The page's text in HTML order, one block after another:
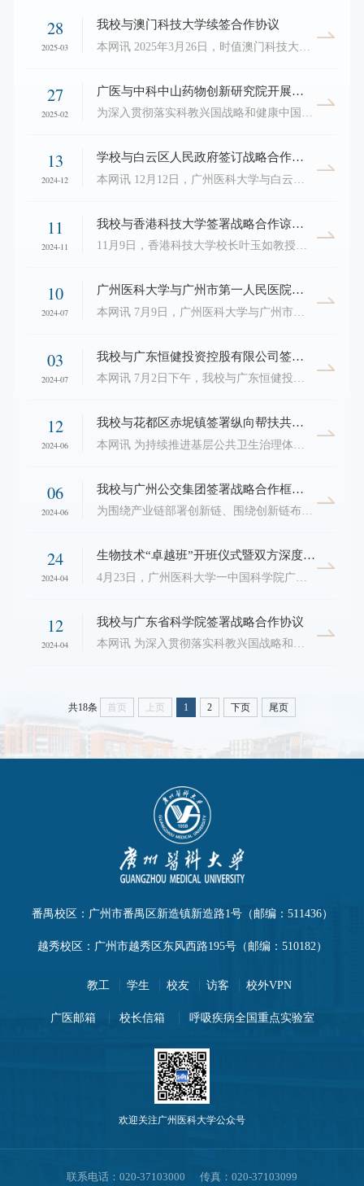
28
2025-03
我校与澳门科技大学续签合作协议
27
2025-02
广医与中科中山药物创新研究院开展战略合作
为深入贯彻落实科教兴国战略和健康中国战略，推动粤港澳大湾区生物医药产业发展，加快提升双方的综合实力，广州医科大学与中科中山药物创新研究院开展战略合作，共同打造一流大学和一流研究机构，共同助力国家和区域生物医药产业发展。签约仪式2月26日上午，广州医科大学-中科中山药物创新研究院战略合作框架协议签约仪式在广医番禺校区学术交流中心举行。中国科学院上海药物所所长、中科中山药物创新研究院院长李佳，中山市科学技术局副局长钟国强，...
13
2024-12
学校与白云区人民政府签订战略合作框架协议
11
2024-11
我校与香港科技大学签署战略合作谅解备忘录
11月9日，香港科技大学校长叶玉如教授、深港脑科学创新研究院副院长陈宇教授访问我校。我校校长赵醒村教授、副校长胡丙杰教授、副校长李建华教授与来宾会见。港澳台事务办公室、发展规划处和科研处的相关负责人参与了座谈。会见期间，两校签署了《香港科技大学与广州医科大学合作谅解备忘录》。座谈交流会上，赵醒村校长表示我校一直致力于推动医学教育的创新性发展，并积极开展对外交流与合作。他指出，香港科技大学在科研、创业创新和教育领域的卓越成就广为人知，...
10
2024-07
广州医科大学与广州市第一人民医院签署全面深度合作协议
03
2024-07
我校与广东恒健投资控股有限公司签署战略合作框架协议
本网讯 7月2日下午，我校与广东恒健投资控股有限公司（下称“恒健控股公司”）战略合作框架协议签约仪式在番禺校区举行。学校党委书记唐小平，校长赵醒村，副校长周麟、付晓东，附属第二医院院长肖国宏，恒健控股公司董事长唐军、纪委书记李彪、副总经理叶仲豪，以及双方相关职能部门负责人出席签约仪式。唐小平书记主持签约仪式。会议现场唐小平书记讲话唐小平书记在讲话中表示，与恒健控股公司的战略合作，将全面开启双方交流合作新篇章，...
12
2024-06
我校与花都区赤坭镇签署纵向帮扶共建协议书
06
2024-06
我校与广州公交集团签署战略合作框架协议
为围绕产业链部署创新链、围绕创新链布局资源链，有力地推动创新链、产业链、资金链、人才链深度融合，加快推进科技成果转移转化，更好地助力大湾区产业集聚和转型升级，6月6日，我校与广州公交集团战略合作协议签约仪式在番禺校区举行。学校领导唐小平书记、赵醒村校长、周麟副校长、付晓东副校长、公交集团李小军董事长、刘伟副总经理、林殿盛副总经理、陈江涛总经理助理以及双方相关职能部门负责人出席了签约仪式。唐小平书记主持签约仪式。...
24
2024-04
生物技术“卓越班”开班仪式暨双方深度合作推进座谈会在广州健康院举行
12
2024-04
我校与广东省科学院签署战略合作协议
本网讯 为深入贯彻落实科教兴国战略和健康中国战略，抢抓粤港澳大湾区建设机遇，加快提升双方的综合实力，广州医科大学与广东省科学院开展战略合作，共同打造一流大学和一流研究机构，共同助力国家和区域新质生产力发展。签约仪式揭牌仪式4月11日下午，广东省科学院—广州医科大学战略合作框架协议签约仪式在我校番禺校区学术交流中心举行。广东省科学院党委书记廖兵，院长陈为民，副院长刘敏、李荣华，我校党委书记唐小平，校长赵醒村，...
共18条 首页 上页 1 2 下页 尾页
番禺校区：广州市番禺区新造镇新造路1号（邮编：511436）
越秀校区：广州市越秀区东风西路195号（邮编：510182）
教工 学生 校友 访客 校外VPN
广医邮箱 校长信箱 呼吸疾病全国重点实验室
欢迎关注广州医科大学公众号
联系电话：020-37103000 传真：020-37103099